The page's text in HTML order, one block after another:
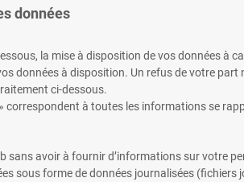
données
la mise à disposition de vos données à
données à disposition. Un refus de votre
ci-dessous.
correspondent à toutes les informations se
sans avoir à fournir d’informations sur votre
sous forme de données journalisées